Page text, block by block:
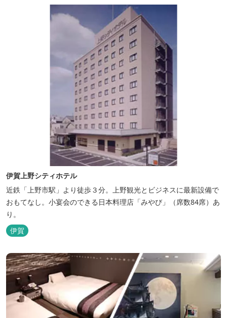
伊賀上野シティホテル
近鉄「上野市駅」より徒歩３分。上野観光とビジネスに最新設備で
おもてなし。小宴会のできる日本料理店「みやび」（席数84席）あ
り。
伊賀